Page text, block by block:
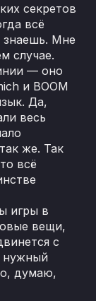
секретов
всё
знаешь. Мне
случае.
— оно
и BOOM
Да,
весь
же. Так
всё
игры в
вещи,
с
нужный
думаю,